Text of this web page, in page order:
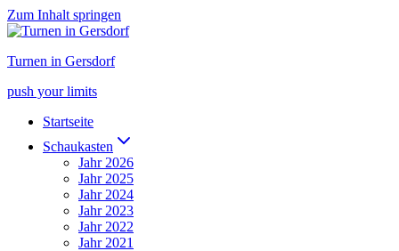
Zum Inhalt springen
Turnen in Gersdorf
push your limits
Startseite
Schaukasten
Jahr 2026
Jahr 2025
Jahr 2024
Jahr 2023
Jahr 2022
Jahr 2021